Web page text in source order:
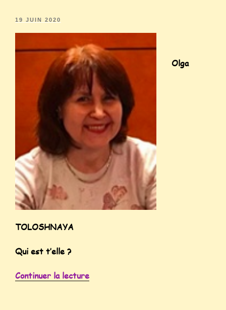
19 JUIN 2020
Olga
TOLOSHNAYA
Qui est t’elle ?
Continuer la lecture